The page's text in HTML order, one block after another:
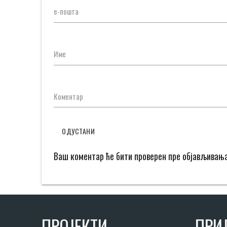
е-пошта
Име
Коментар
ОДУСТАНИ
Ваш коментар ће бити проверен пре